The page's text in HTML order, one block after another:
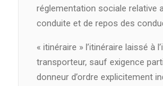
réglementation sociale relative
conduite et de repos des
« itinéraire » l’itinéraire laissé à
transporteur, sauf exigence
donneur d’ordre explicitement